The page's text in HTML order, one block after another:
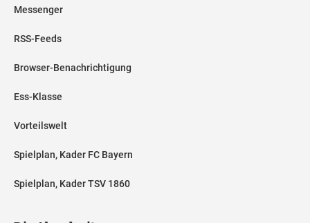
Messenger
RSS-Feeds
Browser-Benachrichtigung
Ess-Klasse
Vorteilswelt
Spielplan, Kader FC Bayern
Spielplan, Kader TSV 1860